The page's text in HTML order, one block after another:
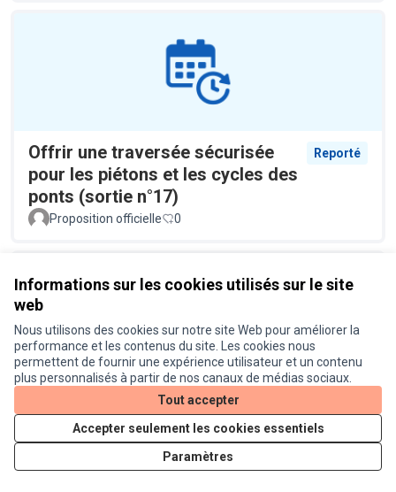
Informations sur les cookies utilisés sur le site
web
Nous utilisons des cookies sur notre site Web pour améliorer la
performance et les contenus du site. Les cookies nous
permettent de fournir une expérience utilisateur et un contenu
plus personnalisés à partir de nos canaux de médias sociaux.
Tout accepter
Accepter seulement les cookies essentiels
Paramètres
Offrir une traversée sécurisée
pour les piétons et les cycles des
ponts (sortie n°17)
Reporté
Proposition officielle 0
Plus de racks à vélo à la
bibliothèque Cabanis
Proposition officielle 0